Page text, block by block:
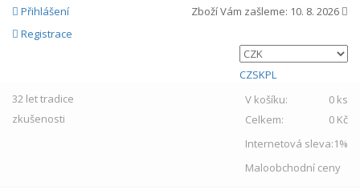
Přihlášení
Registrace
Zboží Vám zašleme: 10. 8. 2026
CZSKPL
32 lettradice
zkušenosti
V košíku:
0 ks
Celkem:
0 Kč
Internetová sleva:1%
Maloobchodní ceny